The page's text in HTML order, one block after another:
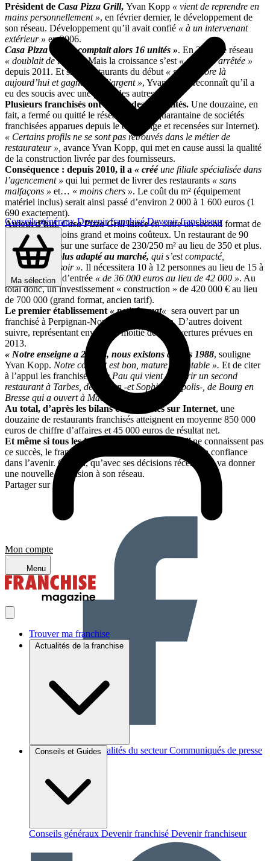
Conseils générauxDevenir franchiséDevenir franchiseur
Ma sélection
Mon compte
Menu
Trouver ma franchise
Actualités de la franchise
Brèves et actus Actualités du secteur Communiqués de presse
Conseils et Guides
Conseils généraux Devenir franchisé Devenir franchiseur
Président de Casa Pizza Grill, Yvan Kopp « vient de reprendre en
mains personnellement », en février dernier, le développement de
son réseau. Développement qu’il avait confié « à un intervenant
extérieur » en 2006.
Casa Pizza Grill « comptait alors 16 unités ». En 2010, le réseau
« doublait de taille »
. Mais la croissance s’est « presque arrêtée »
depuis 2011. Et si les restaurants du début « sont encore là
aujourd’hui et gagnent de l’argent », Yvan Kopp reconnaît qu’il a
eu des soucis avec une partie des autres.
Plusieurs franchisés ont connu des difficultés. Une douzaine, en
fait, a fermé ou quitté le réseau (sur une quarantaine de sociétés
franchisées apparues depuis le démarrage et recensées sur Internet).
« Certains profils ne se sont pas retrouvés dans le métier de
restaurateur », avance Yvan Kopp, qui met en cause aussi la qualité
de la construction livrée par des fournisseurs.
Conséquence : depuis 2010, il a « crééune filiale spécialisée dans
l’agencement » qui lui permet de livrer des restaurants « sans
malfaçons » et… « moins chers ». Le coût du m² (équipement
matériel inclus) serait ainsi passé d’environ 2 000 à 1 600 euros (1
690 exactement).
Aujourd’hui,Casa Pizza Grilllanceen outre un second format de
son concept, moins grand et moins coûteux. Un restaurant de 90
places assises, sur une surface de 230/250 m² au lieu de 350 et plus.
Un format« plus adapté au marché, qui s’est compacté,
notamment le soir ». Il nécessitera 10 à 12 personnes au lieu de 15 à
18. Et un droit d’entrée « de 36 000 euros au lieu de 42 000 ». Au
total donc, un investissement « construction » de 420 000 € au lieu
de 700 000 (grand format, ancien tarif).
Le premier établissement « petit format« sera ouvert par un
franchisé à Perpignan-Nord en juin prochain. D’autres doivent
suivre, représentant environ la moitié des 6 ouvertures prévues en
2013.
« Notre enseigne a 25 ans, nous existons depuis 1988, souligne
Yvan Kopp. Notre concept est bon, mature et rentable ». Et de citer
à l’appui les franchisés
« de Pau qui vient d’ouvrir un second
restaurant à Tarbes, de Toulon -et Sophia-Antipolis-, de Bourg en
Bresse qui a ouvert à Mâcon, etc. »
Au total, d’après les bilans consultables sur Internet, une
douzaine de restaurants franchisés atteignent en moyenne 850 000
euros de chiffre d’affaires et 45 000 euros de résultat net.
Et même si tous les franchisés
Casa Pizza Grillne connaissent pas
ce succès, le franchiseur affiche sa détermination et sa confiance
dans l’avenir. Certain, qu’avec ses décisions récentes, il va donner
une nouvelle impulsion à son réseau.
Partager sur :